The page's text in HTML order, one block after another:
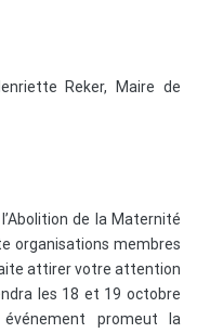
Reker, Maire de
de la Maternité
organisations membres
attirer votre attention
les 18 et 19 octobre
promeut la